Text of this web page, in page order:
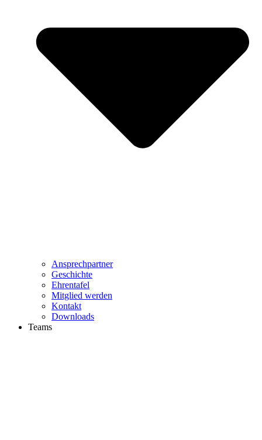
Ansprechpartner
Geschichte
Ehrentafel
Mitglied werden
Kontakt
Downloads
Teams